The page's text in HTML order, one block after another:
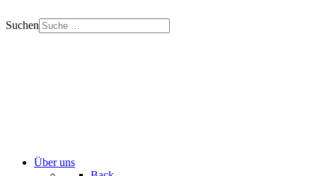
Suchen
Über uns